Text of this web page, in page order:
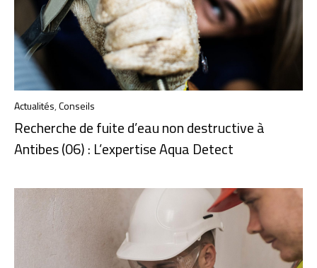
Actualités,Conseils
Recherche de fuite d’eau non destructive à
Antibes (06) : L’expertise Aqua Detect